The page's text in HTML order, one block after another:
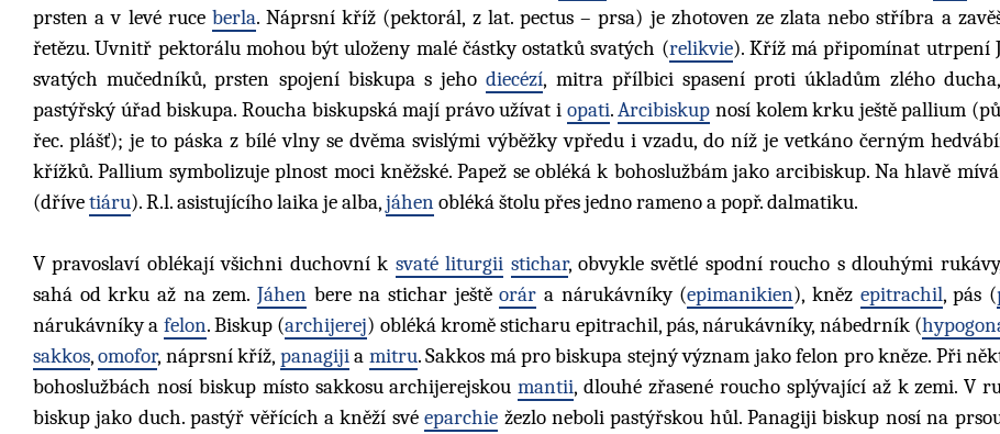
prsten a v levé ruce berla. Náprsní kříž (pektorál, z lat. pectus – prsa) je zhotoven ze zlata nebo stříbra a
řetězu. Uvnitř pektorálu mohou být uloženy malé částky ostatků svatých (relikvie). Kříž má připomínat utrpení
svatých mučedníků, prsten spojení biskupa s jehodiecézí, mitra přílbici spasení proti úkladům zlého
pastýřský úřad biskupa. Roucha biskupská mají právo užívat i opati.Arcibiskup nosí kolem krku ještě pallium
řec. plášť); je to páska z bílé vlny se dvěma svislými výběžky vpředu i vzadu, do níž je vetkáno černým
křížků. Pallium symbolizuje plnost moci kněžské. Papež se obléká k bohoslužbám jako arcibiskup. Na hlavě
(dřívetiáru). R.l. asistujícího laika je alba,jáhenobléká štolu přes jedno rameno a popř. dalmatiku.
V pravoslaví oblékají všichni duchovní k svaté liturgii stichar, obvykle světlé spodní roucho s dlouhými
sahá od krku až na zem. Jáhen bere na stichar ještěorár a nárukávníky (epimanikien), kněz epitrachil, pás (
nárukávníky a felon. Biskup (archijerej) obléká kromě sticharu epitrachil, pás, nárukávníky, nábedrník (
sakkos,omofor, náprsní kříž, panagijia mitru. Sakkos má pro biskupa stejný význam jako felon pro kněze. Při
bohoslužbách nosí biskup místo sakkosu archijerejskoumantii, dlouhé zřasené roucho splývající až k zemi. V
biskup jako duch. pastýř věřících a kněží svéeparchie žezlo neboli pastýřskou hůl. Panagiji biskup nosí na